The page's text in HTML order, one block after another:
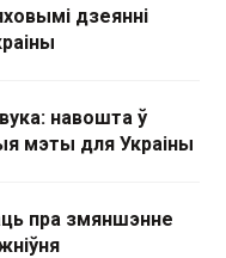
дзеянні
навошта ў
мэты для Украіны
пра змяншэнне